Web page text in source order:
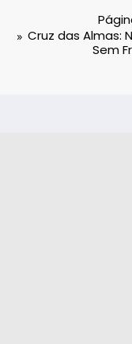
Cruz das Almas:
Sem